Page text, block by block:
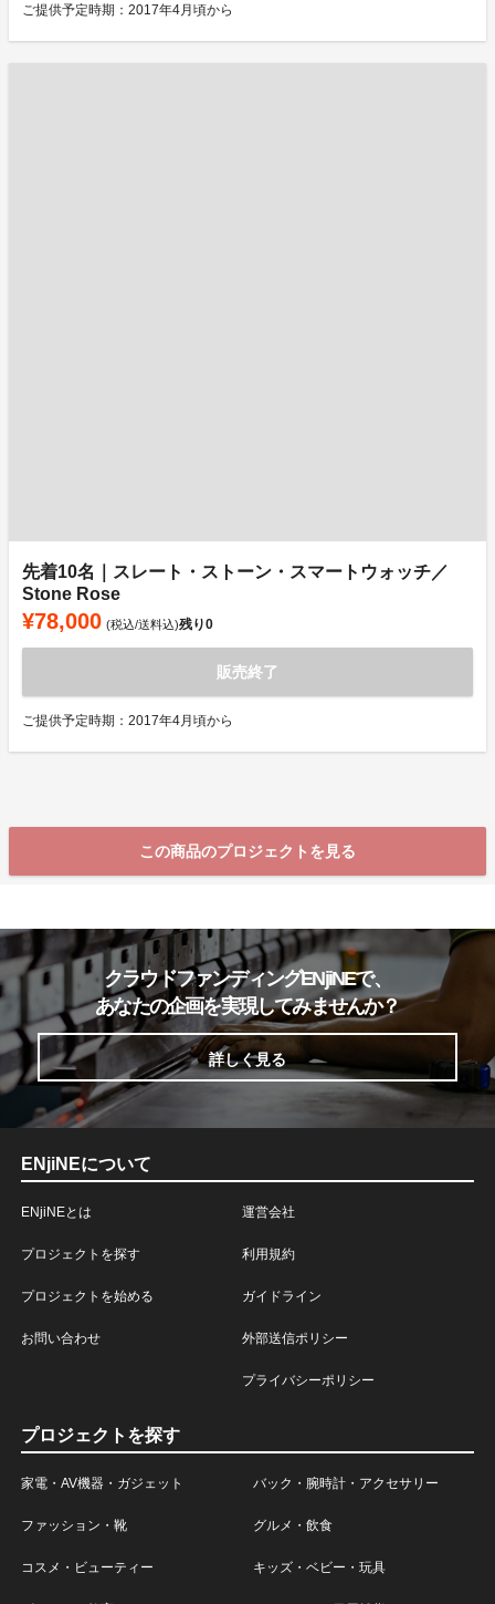
ご提供予定時期：2017年4月頃から
先着10名｜スレート・ストーン・スマートウォッチ／
Stone Rose
¥78,000 (税込/送料込)残り0
販売終了
ご提供予定時期：2017年4月頃から
この商品のプロジェクトを見る
クラウドファンディングENjiNEで、
あなたの企画を実現してみませんか？
詳しく見る
ENjiNEについて
ENjiNEとは
プロジェクトを探す
プロジェクトを始める
お問い合わせ
運営会社
利用規約
ガイドライン
外部送信ポリシー
プライバシーポリシー
プロジェクトを探す
家電・AV機器・ガジェット バック・腕時計・アクセサリー
ファッション・靴 グルメ・飲食
コスメ・ビューティー キッズ・ベビー・玩具